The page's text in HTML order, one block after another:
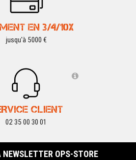
EN 3/4/10X
jusqu'à 5000 €
CLIENT
02 35 00 30 01
OPS-STORE